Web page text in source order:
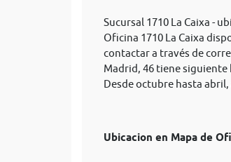
Sucursal 1710 La Caixa -
Oficina 1710 La Caixa
contactar a través de
Madrid, 46 tiene siguiente
Desde octubre hasta abril,
Ubicacion en Mapa de